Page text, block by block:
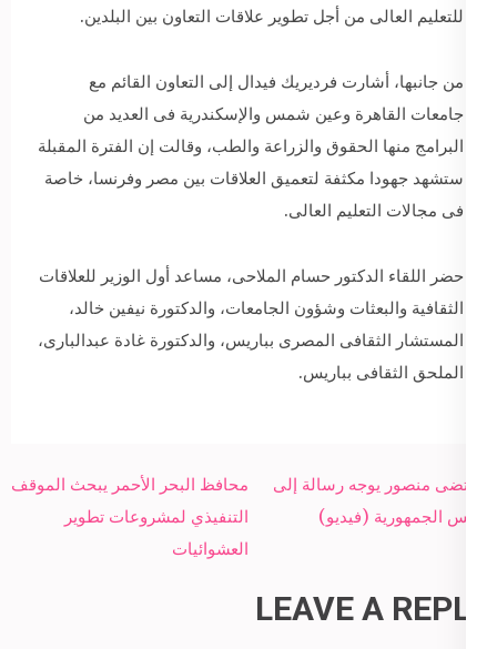
للتعليم العالى من أجل تطوير علاقات التعاون بين البلدين.
من جانبها، أشارت فرديريك فيدال إلى التعاون القائم مع
جامعات القاهرة وعين شمس والإسكندرية فى العديد من
البرامج منها الحقوق والزراعة والطب، وقالت إن الفترة المقبلة
ستشهد جهودا مكثفة لتعميق العلاقات بين مصر وفرنسا، خاصة
فى مجالات التعليم العالى.
حضر اللقاء الدكتور حسام الملاحى، مساعد أول الوزير للعلاقات
الثقافية والبعثات وشؤون الجامعات، والدكتورة نيفين خالد،
المستشار الثقافى المصرى بباريس، والدكتورة غادة عبدالبارى،
الملحق الثقافى بباريس.
Post
navigation
محافظ البحر الأحمر يبحث الموقف
التنفيذي لمشروعات تطوير
العشوائيات
مرتضى منصور يوجه رسالة إلى
رئيس الجمهورية (فيديو)
LEAVE A REPLY